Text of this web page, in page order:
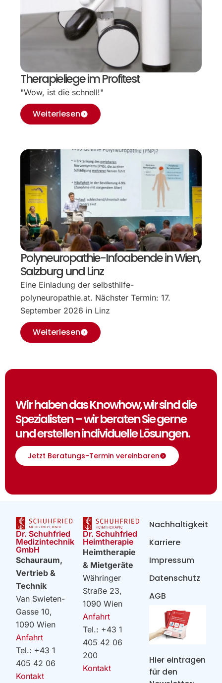
Therapieliege im Profitest
"Wow, ist die schnell!"
Weiterlesen
Polyneuropathie-Infoabende in Wien,
Salzburg und Linz
Eine Einladung der selbsthilfe-
polyneuropathie.at. Nächster Termin: 17.
September 2026 in Linz
Weiterlesen
Wir haben das Knowhow, wir sind die
Spezialisten – wir beraten Sie gerne
und erstellen individuelle Lösungen.
Jetzt Beratungs-Termin vereinbaren
Dr. Schuhfried
Medizintechnik
GmbH
Schauraum,
Vertrieb &
Technik
Van Swieten-
Gasse 10,
1090 Wien
Anfahrt
Tel.: +43 1
405 42 06
Kontakt
Dr. Schuhfried
Heimtherapie
Heimtherapie
& Mietgeräte
Währinger
Straße 23,
1090 Wien
Anfahrt
Tel.: +43 1
405 42 06
200
Kontakt
Hier eintragen
für den
Nachhaltigkeit
Karriere
Impressum
Datenschutz
AGB